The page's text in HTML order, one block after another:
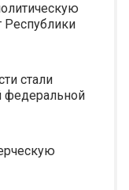
Республики
стали
федеральной